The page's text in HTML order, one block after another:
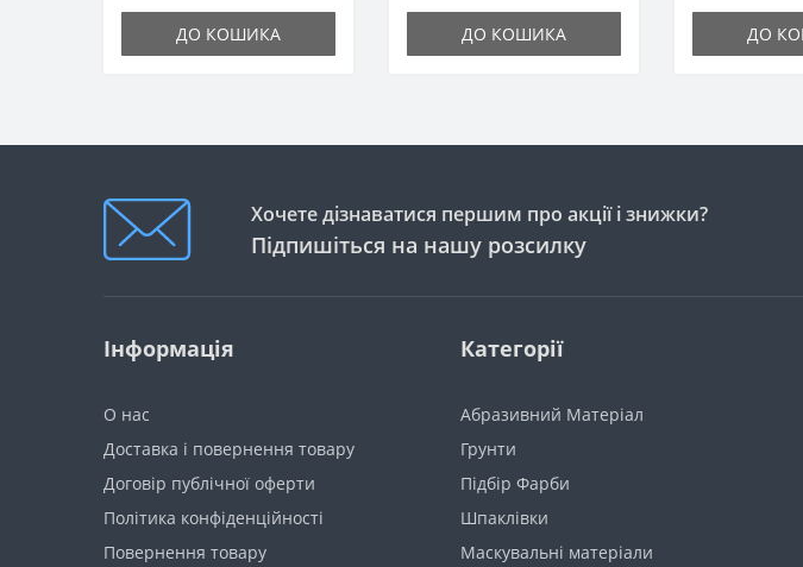
ДО КОШИКА ДО КОШИКА ДО
Хочете дізнаватися першим про акції і знижки?
Підпишіться на нашу розсилку
Інформація
О нас
Доставка і повернення товару
Договір публічної оферти
Політика конфіденційності
Повернення товару
Категорії
Абразивний Матеріал
Грунти
Підбір Фарби
Шпаклівки
Маскувальні матеріали